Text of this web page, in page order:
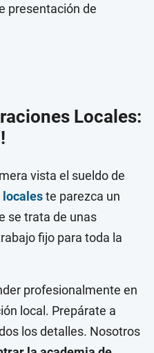
presentación de
Locales:
vista el sueldo de
localeste parezca un
se trata de unas
fijo para toda la
profesionalmente en
local. Prepárate a
los detalles. Nosotros